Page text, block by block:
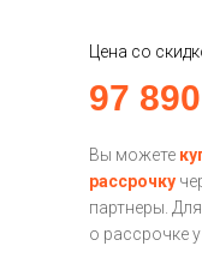
Вы можете
рассрочку
партнеры.
о рассрочке
97 890
Цена со